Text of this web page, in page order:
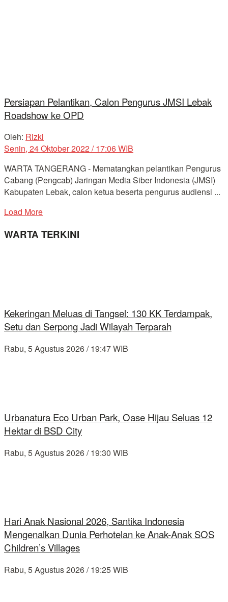
Persiapan Pelantikan, Calon Pengurus JMSI Lebak
Roadshow ke OPD
Oleh: Rizki
Senin, 24 Oktober 2022 / 17:06 WIB
WARTA TANGERANG - Mematangkan pelantikan Pengurus
Cabang (Pengcab) Jaringan Media Siber Indonesia (JMSI)
Kabupaten Lebak, calon ketua beserta pengurus audiensi ...
Load More
WARTA TERKINI
Kekeringan Meluas di Tangsel: 130 KK Terdampak,
Setu dan Serpong Jadi Wilayah Terparah
Rabu, 5 Agustus 2026 / 19:47 WIB
Urbanatura Eco Urban Park, Oase Hijau Seluas 12
Hektar di BSD City
Rabu, 5 Agustus 2026 / 19:30 WIB
Hari Anak Nasional 2026, Santika Indonesia
Mengenalkan Dunia Perhotelan ke Anak-Anak SOS
Children’s Villages
Rabu, 5 Agustus 2026 / 19:25 WIB